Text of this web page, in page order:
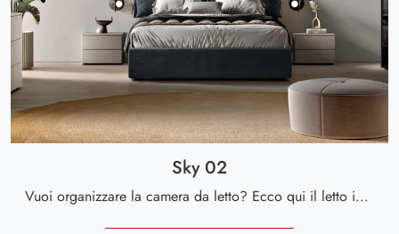
Sky 02
Vuoi organizzare la camera da letto? Ecco qui il letto in tessuto Sky 02 di Spar per spazi moderni.